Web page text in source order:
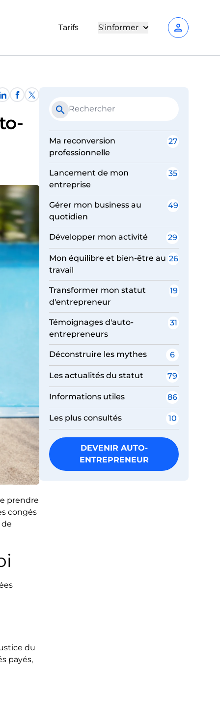
Tarifs S'informer person
prendre
congés
du
payés,
search
Ma reconversion
professionnelle
27
Lancement de mon
entreprise
35
Gérer mon business au
quotidien
49
Développer mon activité 29
Mon équilibre et bien-être au
travail
26
Transformer mon statut
d'entrepreneur
19
Témoignages d'auto-
entrepreneurs
31
Déconstruire les mythes 6
Les actualités du statut 79
Informations utiles 86
Les plus consultés 10
DEVENIR AUTO-
ENTREPRENEUR